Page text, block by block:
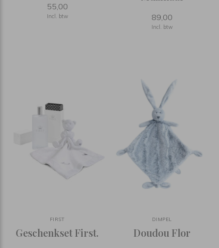
55,00
Incl. btw 89,00
Incl. btw
FIRST
Geschenkset First.
DIMPEL
Doudou Flor